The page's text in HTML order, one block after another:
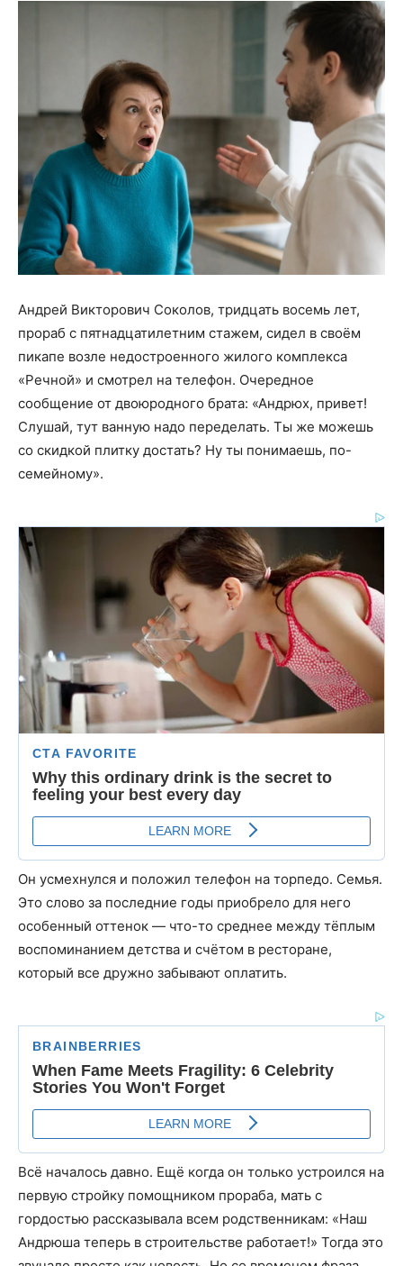
Андрей Викторович Соколов, тридцать восемь лет,
прораб с пятнадцатилетним стажем, сидел в своём
пикапе возле недостроенного жилого комплекса
«Речной» и смотрел на телефон. Очередное
сообщение от двоюродного брата: «Андрюх, привет!
Слушай, тут ванную надо переделать. Ты же можешь
со скидкой плитку достать? Ну ты понимаешь, по-
семейному».
Он усмехнулся и положил телефон на торпедо. Семья.
Это слово за последние годы приобрело для него
особенный оттенок — что-то среднее между тёплым
воспоминанием детства и счётом в ресторане,
который все дружно забывают оплатить.
Всё началось давно. Ещё когда он только устроился на
первую стройку помощником прораба, мать с
гордостью рассказывала всем родственникам: «Наш
Андрюша теперь в строительстве работает!» Тогда это